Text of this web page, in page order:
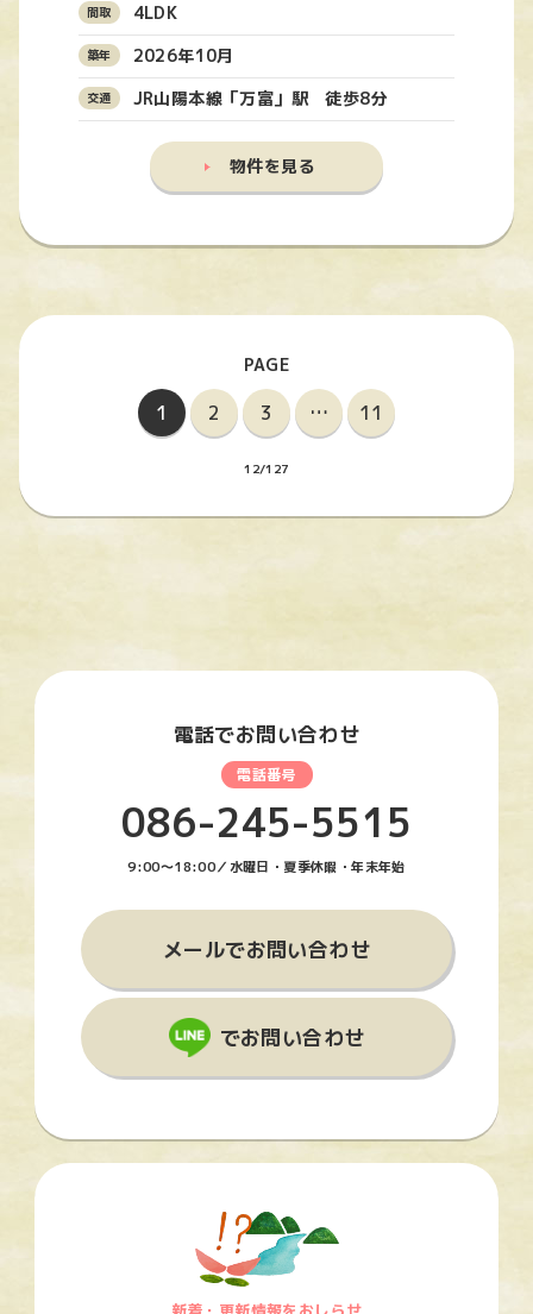
4LDK
2026年10月
JR山陽本線「万富」駅 徒歩8分
物件を見る
1 2 3 … 11
12/127
電話でお問い合わせ
086-245-5515
9:00〜18:00／水曜日・夏季休暇・年末年始
メールでお問い合わせ
でお問い合わせ